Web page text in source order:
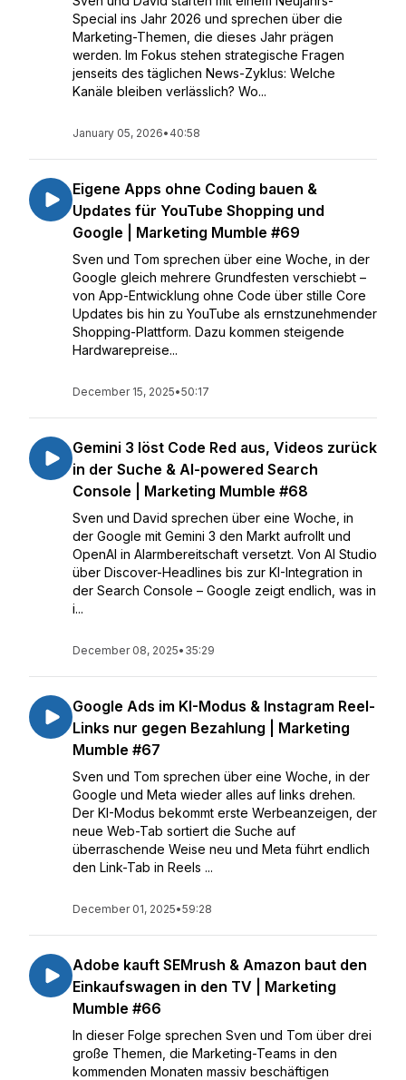
Special ins Jahr 2026 und sprechen über die
Marketing-Themen, die dieses Jahr prägen
werden. Im Fokus stehen strategische Fragen
jenseits des täglichen News-Zyklus: Welche
Kanäle bleiben verlässlich? Wo...
January 05, 2026• 40:58
Eigene Apps ohne Coding bauen &
Updates für YouTube Shopping und
Google | Marketing Mumble #69
Sven und Tom sprechen über eine Woche, in der
Google gleich mehrere Grundfesten verschiebt –
von App-Entwicklung ohne Code über stille Core
Updates bis hin zu YouTube als ernstzunehmender
Shopping-Plattform. Dazu kommen steigende
Hardwarepreise...
December 15, 2025•50:17
Gemini 3 löst Code Red aus, Videos zurück
in der Suche & AI-powered Search
Console | Marketing Mumble #68
Sven und David sprechen über eine Woche, in
der Google mit Gemini 3 den Markt aufrollt und
OpenAI in Alarmbereitschaft versetzt. Von AI Studio
über Discover-Headlines bis zur KI-Integration in
der Search Console – Google zeigt endlich, was in
i...
December 08, 2025• 35:29
Google Ads im KI-Modus & Instagram Reel-
Links nur gegen Bezahlung | Marketing
Mumble #67
Sven und Tom sprechen über eine Woche, in der
Google und Meta wieder alles auf links drehen.
Der KI-Modus bekommt erste Werbeanzeigen, der
neue Web-Tab sortiert die Suche auf
überraschende Weise neu und Meta führt endlich
den Link-Tab in Reels ...
December 01, 2025•59:28
Adobe kauft SEMrush & Amazon baut den
Einkaufswagen in den TV | Marketing
Mumble #66
In dieser Folge sprechen Sven und Tom über drei
große Themen, die Marketing-Teams in den
kommenden Monaten massiv beschäftigen